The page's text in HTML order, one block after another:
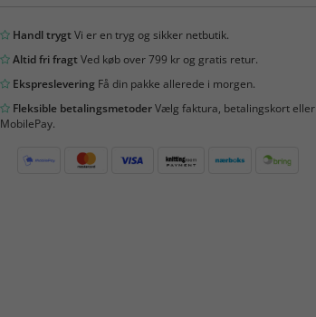
Handl trygtVi er en tryg og sikker netbutik.
Altid fri fragtVed køb over 799 kr og gratis retur.
EkspresleveringFå din pakke allerede i morgen.
Fleksible betalingsmetoderVælg faktura, betalingskort eller
MobilePay.